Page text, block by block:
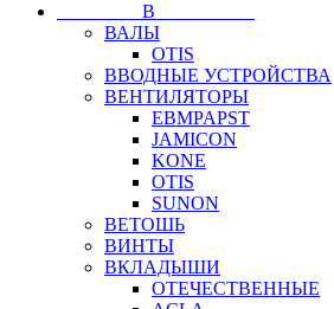
⠀⠀⠀⠀⠀⠀В⠀⠀⠀⠀⠀⠀⠀
ВАЛЫ
OTIS
ВВОДНЫЕ УСТРОЙСТВА
ВЕНТИЛЯТОРЫ
EBMPAPST
JAMICON
KONE
OTIS
SUNON
ВЕТОШЬ
ВИНТЫ
ВКЛАДЫШИ
ОТЕЧЕСТВЕННЫЕ